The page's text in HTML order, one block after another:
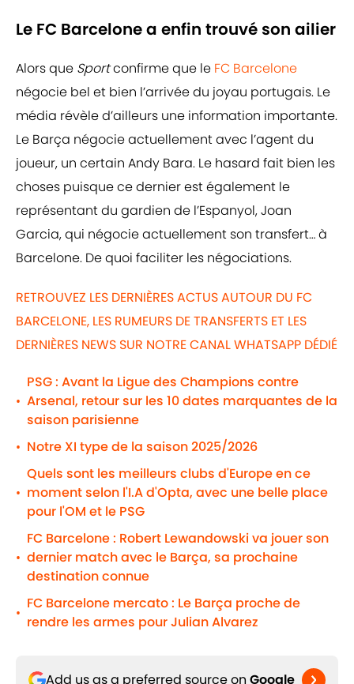
Le FC Barcelone a enfin trouvé son ailier
Alors que Sportconfirme que le FC Barcelone
négocie bel et bien l’arrivée du joyau portugais. Le
média révèle d’ailleurs une information importante.
Le Barça négocie actuellement avec l’agent du
joueur, un certain Andy Bara. Le hasard fait bien les
choses puisque ce dernier est également le
représentant du gardien de l’Espanyol, Joan
Garcia, qui négocie actuellement son transfert… à
Barcelone. De quoi faciliter les négociations.
RETROUVEZ LES DERNIÈRES ACTUS AUTOUR DU FC
BARCELONE, LES RUMEURS DE TRANSFERTS ET LES
DERNIÈRES NEWS SUR NOTRE CANAL WHATSAPP DÉDIÉ
•
PSG : Avant la Ligue des Champions contre
Arsenal, retour sur les 10 dates marquantes de la
saison parisienne
• Notre XI type de la saison 2025/2026
•
Quels sont les meilleurs clubs d'Europe en ce
moment selon l'I.A d'Opta, avec une belle place
pour l'OM et le PSG
•
FC Barcelone : Robert Lewandowski va jouer son
dernier match avec le Barça, sa prochaine
destination connue
•
FC Barcelone mercato : Le Barça proche de
rendre les armes pour Julian Alvarez
Add us as a preferred source on Google